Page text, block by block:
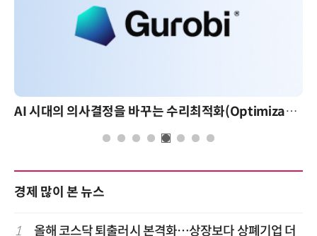
AI 시대의 의사결정을 바꾸는 수리최적화(Optimization): 실제 산업 적용 사례와 활용 전략
경제 많이 본 뉴스
1
올해 코스닥 퇴출러시 본격화…상장보다 상폐기업 더